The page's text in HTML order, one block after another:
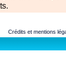
Crédits et mentions